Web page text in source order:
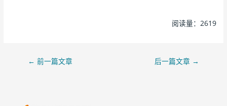
阅读量：2619
← 前一篇文章 后一篇文章 →